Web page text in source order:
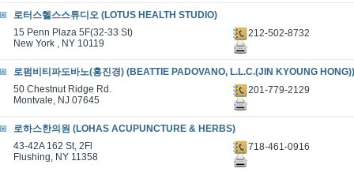
로터스헬스스튜디오 (LOTUS HEALTH STUDIO)
15 Penn Plaza 5F(32-33 St)
New York , NY 10119
212-502-8732
로펌비티파도바노(홍진경) (BEATTIE PADOVANO, L.L.C.(JIN KYOUNG HONG))
50 Chestnut Ridge Rd.
Montvale, NJ 07645
201-779-2129
로하스한의원 (LOHAS ACUPUNCTURE & HERBS)
43-42A 162 St, 2Fl
Flushing, NY 11358
718-461-0916